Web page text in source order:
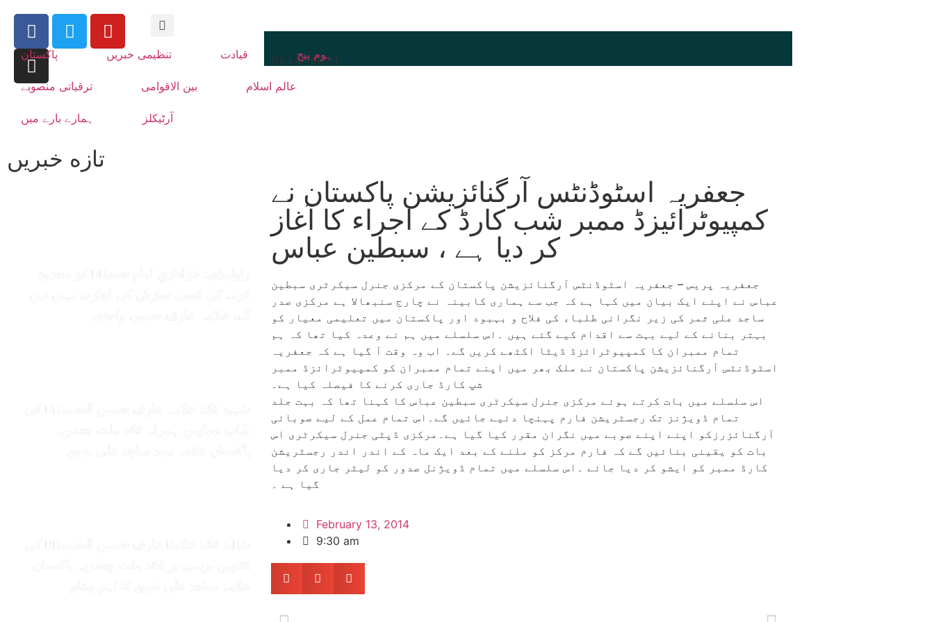
[ticker_post]
ہوم پیج قیادت تنظیمی خبریں پاکستان
عالم اسلام بین الاقوامی ترقیاتی منصوبے
آرٹیکلز ہمارے بارے میں
تازه خبریں
جعفریہ اسٹوڈنٹس آرگنائزیشن پاکستان نے
کمپیوٹرائیزڈ ممبر شب کارڈ کے اجراء کا آغاز
کر دیا ہے ، سبطین عباس
جعفریہ پریس – جعفریہ اسٹوڈنٹس آرگنائزیشن پاکستان کے مرکزی جنرل سیکرٹری سبطین
عباس نے اپنے ایک بیان میں کہا ہے کہ جب سے ہماری کابینہ نے چارج سنبھالا ہے مرکزی صدر
ساجد علی ثمر کی زیر نگرانی طلباء کی فلاح و بہبود اور پاکستان میں تعلیمی معیار کو
بہتر بنانے کے لیے بہت سے اقدام کیے گئے ہیں ۔اس سلسلے میں ہم نے وعدہ کیا تھا کہ ہم
تمام ممبران کا کمپیوٹرائزڈ ڈیٹا اکٹھے کریں گے۔ اب وہ وقت آ گیا ہے کہ جعفریہ
اسٹوڈنٹس آرگنائزیشن پاکستان نے ملک بھر میں اپنے تمام ممبران کو کمپیوٹرائزڈ ممبر
شپ کارڈ جاری کرنے کا فیصلہ کیا ہے۔
اس سلسلے میں بات کرتے ہوئے مرکزی جنرل سیکرٹری سبطین عباس کا کہنا تھا کہ بہت جلد
تمام ڈویژنز تک رجسٹریشن فارم پہنچا دئیے جائیں گے۔اس تمام عمل کے لیے صوبائی
آرگنائزرزکو اپنے اپنے صوبے میں نگران مقرر کیا گیا ہے۔مرکزی ڈپٹی جنرل سیکرٹری اس
بات کو یقینی بنائیں گے کہ فارم مرکز کو ملنے کے بعد ایک ماہ کے اندر اندر رجسٹریشن
کارڈ ممبر کو ایشو کر دیا جائے ۔اس سلسلے میں تمام ڈویژنل صدور کو لیٹر جاری کر دیا
گیا ہے ۔
February 13, 2014
9:30 am